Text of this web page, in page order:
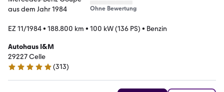
Ohne Bewertung
EZ 11/1984• 188.800 km • 100 kW (136 PS) • Benzin
Autohaus I&M
29227 Celle
4.8 Sterne
(313)